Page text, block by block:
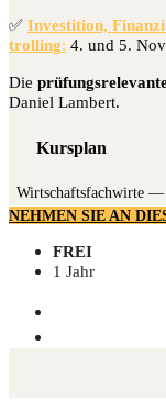
✅ Inves­ti­ti­on,
trol­ling: 4. und 5.
Die
Dani­el Lambert.
Kursplan
Wirt­schafts­fach­wir­te —
NEHMEN SIE AN
FREI
1 Jahr